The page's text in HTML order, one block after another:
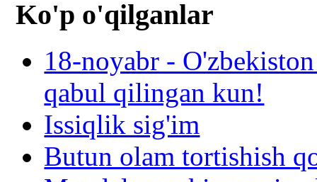
Ko'p o'qilganlar
18-noyabr -
qabul qilingan kun!
Issiqlik sig'im
Butun olam tortishish